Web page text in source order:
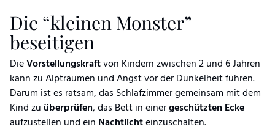
Die “kleinen Monster”
beseitigen
DieVorstellungskraftvon Kindern zwischen 2 und 6 Jahren
kann zu Alpträumen und Angst vor der Dunkelheit führen.
Darum ist es ratsam, das Schlafzimmer gemeinsam mit dem
Kind zu überprüfen, das Bett in einergeschützten Ecke
aufzustellen und ein Nachtlichteinzuschalten.